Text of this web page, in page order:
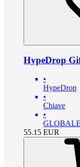
HypeDrop
•
HypeDrop
•
Chiave
•
GLOBALE
55.15 EUR